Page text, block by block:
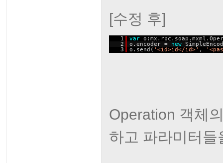
[수정 후]
1 var
2
o.encoder = new
3
o.send( '<id>id</id>' ,
Operation 객체
하고 파라미터